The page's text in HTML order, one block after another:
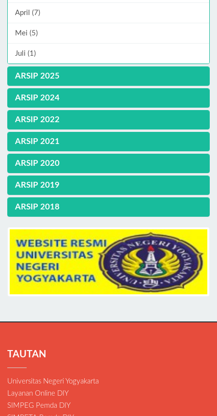
April (7)
Mei (5)
Juli (1)
ARSIP 2025
ARSIP 2024
ARSIP 2022
ARSIP 2021
ARSIP 2020
ARSIP 2019
ARSIP 2018
TAUTAN
Universitas Negeri Yogyakarta
Layanan Online DIY
SIMPEG Pemda DIY